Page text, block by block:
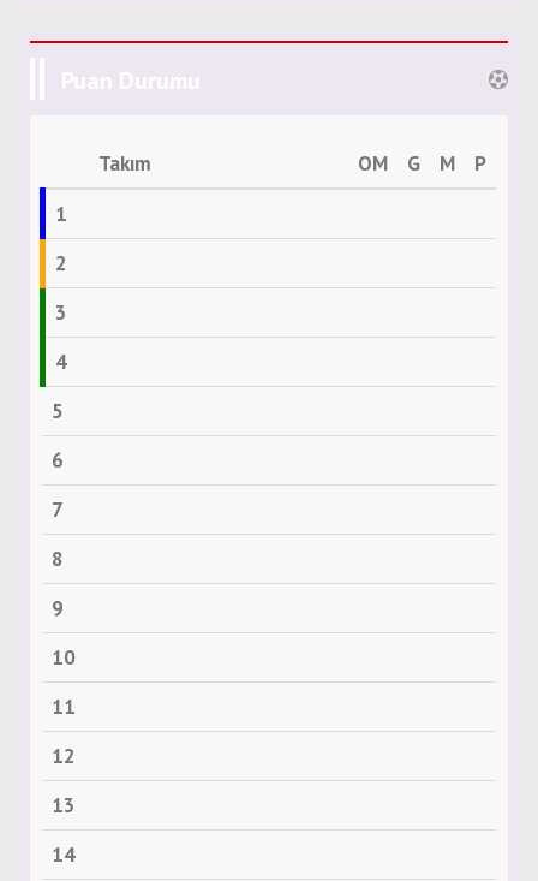
Puan Durumu
Takım OM G M
P
1
2
3
4
5
6
7
8
9
10
11
12
13
14